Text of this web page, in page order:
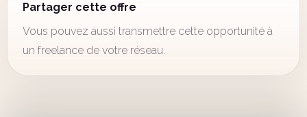
Partager cette offre
Vous pouvez aussi transmettre cette opportunité à
un freelance de votre réseau.